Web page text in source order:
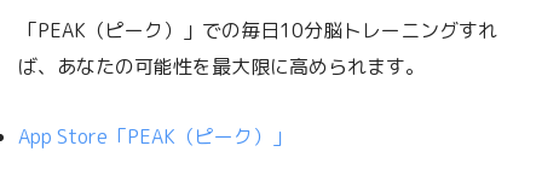
「PEAK（ピーク）」での毎日10分脳トレーニングすれ
ば、あなたの可能性を最大限に高められます。
App Store‎「PEAK（ピーク）」